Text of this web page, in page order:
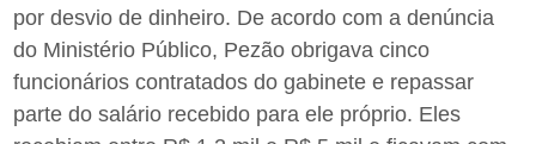
por desvio de dinheiro. De acordo com a denúncia
do Ministério Público, Pezão obrigava cinco
funcionários contratados do gabinete e repassar
parte do salário recebido para ele próprio. Eles